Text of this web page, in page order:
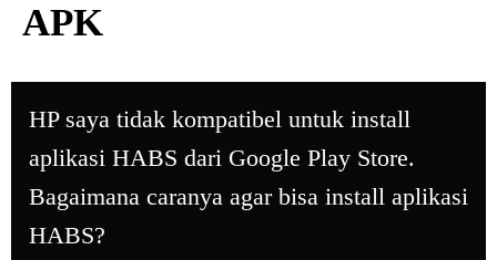
APK
HP saya tidak kompatibel untuk install
aplikasi HABS dari Google Play Store.
Bagaimana caranya agar bisa install aplikasi
HABS?